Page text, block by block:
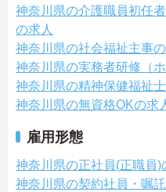
神奈川県の介護職員初任
の求人
神奈川県の社会福祉主事の
神奈川県の実務者研修（
神奈川県の精神保健福祉
神奈川県の無資格OKの求
雇用形態
神奈川県の正社員(正職員)
神奈川県の契約社員・嘱